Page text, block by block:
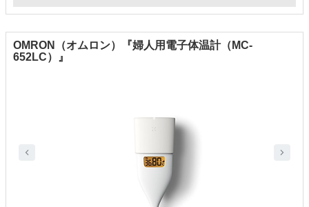
OMRON（オムロン）『婦人用電子体温計（MC-
652LC）』